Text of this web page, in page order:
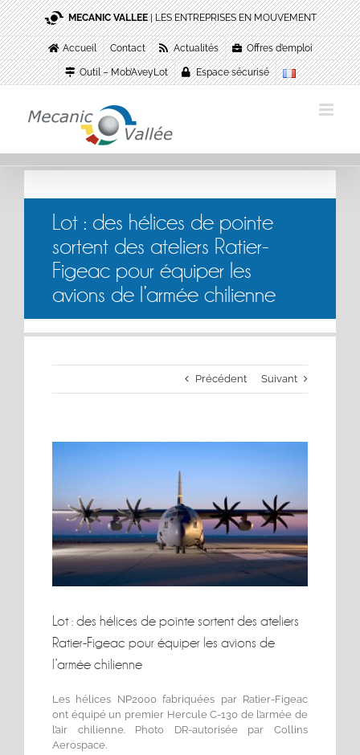
Passer
au
contenu
MECANIC VALLEE| LES ENTREPRISES EN MOUVEMENT
Accueil Contact Actualités Offres d’emploi
Outil – Mob’AveyLot Espace sécurisé
Lot : des hélices de pointe
sortent des ateliers Ratier-
Figeac pour équiper les
avions de l’armée chilienne
Précédent Suivant
Lot : des hélices de pointe sortent des ateliers
Ratier-Figeac pour équiper les avions de
l’armée chilienne
Les hélices NP2000 fabriquées par Ratier-Figeac
ont équipé un premier Hercule C-130 de l’armée de
l’air chilienne. Photo DR-autorisée par Collins
Aerospace.